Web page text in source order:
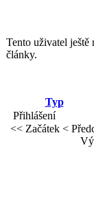
Tento uživatel ještě
články.
Typ
Přihlášení
<< Začátek <